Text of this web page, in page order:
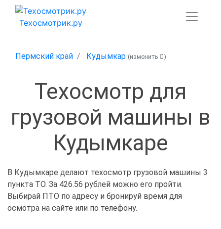
Техосмотрик.ру
Пермский край Кудымкар (изменить )
Техосмотр для
грузовой машины в
Кудымкаре
В Кудымкаре делают техосмотр грузовой машины 3
пункта ТО. За 426.56 рублей можно его пройти.
Выбирай ПТО по адресу и бронируй время для
осмотра на сайте или по телефону.